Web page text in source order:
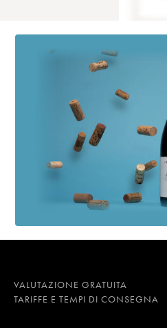
VALUTAZIONE GRATUITA
TARIFFE E TEMPI DI CONSEGNA